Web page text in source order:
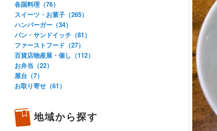
各国料理（76）
スイーツ・お菓子（265）
ハンバーガー（34）
パン・サンドイッチ（81）
ファーストフード（27）
百貨店物産展・催し（112）
お弁当（22）
屋台（7）
お取り寄せ（61）
地域から探す